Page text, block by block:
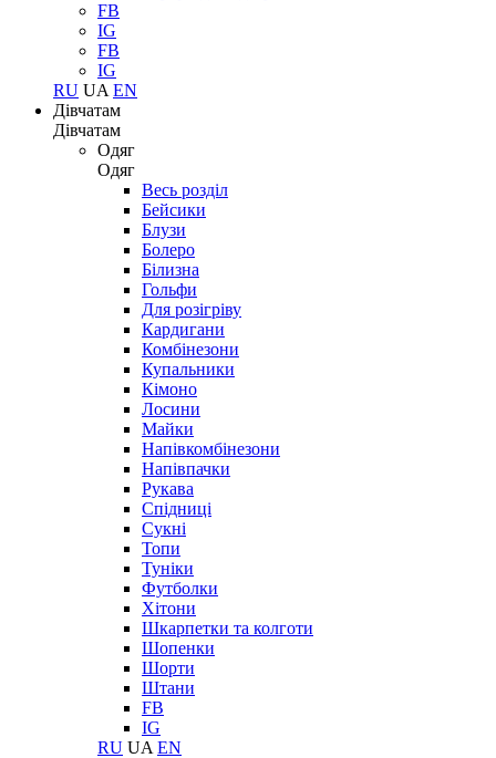
FB
IG
FB
IG
RU UA EN
Дівчатам
Дівчатам
Одяг
Одяг
Весь розділ
Бейсики
Блузи
Болеро
Білизна
Гольфи
Для розігріву
Кардигани
Комбінезони
Купальники
Кімоно
Лосини
Майки
Напівкомбінезони
Напівпачки
Рукава
Спідниці
Сукні
Топи
Туніки
Футболки
Хітони
Шкарпетки та колготи
Шопенки
Шорти
Штани
FB
IG
RU UA EN